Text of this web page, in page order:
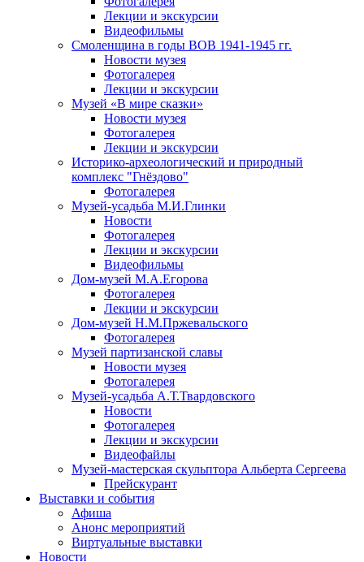
Лекции и экскурсии
Видеофильмы
Смоленщина в годы ВОВ 1941-1945 гг.
Новости музея
Фотогалерея
Лекции и экскурсии
Музей «В мире сказки»
Новости музея
Фотогалерея
Лекции и экскурсии
Историко-археологический и природный
комплекс "Гнёздово"
Фотогалерея
Музей-усадьба М.И.Глинки
Новости
Фотогалерея
Лекции и экскурсии
Видеофильмы
Дом-музей М.А.Егорова
Фотогалерея
Лекции и экскурсии
Дом-музей Н.М.Пржевальского
Фотогалерея
Музей партизанской славы
Новости музея
Фотогалерея
Музей-усадьба А.Т.Твардовского
Новости
Фотогалерея
Лекции и экскурсии
Видеофайлы
Музей-мастерская скульптора Альберта Сергеева
Прейскурант
Выставки и события
Афиша
Анонс мероприятий
Виртуальные выставки
Новости